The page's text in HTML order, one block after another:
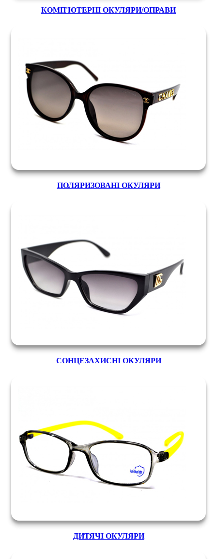
КОМП'ЮТЕРНІ ОКУЛЯРИ/ОПРАВИ
ПОЛЯРИЗОВАНІ ОКУЛЯРИ
СОНЦЕЗАХИСНІ ОКУЛЯРИ
ДИТЯЧІ ОКУЛЯРИ